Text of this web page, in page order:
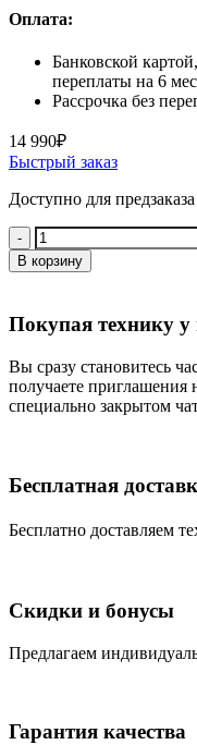
Оплата:
Банковской
переплаты на 6
Рассрочка без
14 990₽
Быстрый заказ
Доступно для предзаказа
Количество:
В корзину
Покупая технику у
Вы сразу становитесь
получаете приглашения
специально закрытом
Бесплатная
Беcплатно доставляем
Скидки и бонусы
Предлагаем
Гарантия качества